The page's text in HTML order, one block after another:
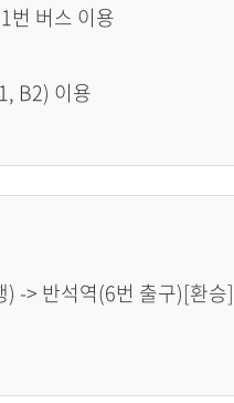
번 버스 이용
B2) 이용
-> 반석역(6번 출구)[환